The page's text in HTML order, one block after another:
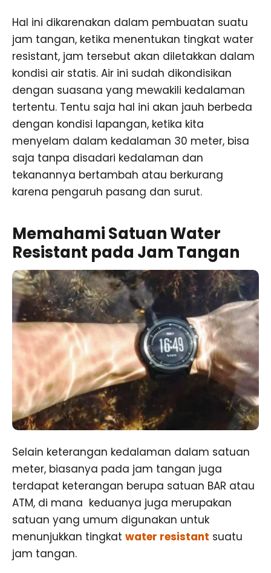
Hal ini dikarenakan dalam pembuatan suatu
jam tangan, ketika menentukan tingkat water
resistant, jam tersebut akan diletakkan dalam
kondisi air statis. Air ini sudah dikondisikan
dengan suasana yang mewakili kedalaman
tertentu. Tentu saja hal ini akan jauh berbeda
dengan kondisi lapangan, ketika kita
menyelam dalam kedalaman 30 meter, bisa
saja tanpa disadari kedalaman dan
tekanannya bertambah atau berkurang
karena pengaruh pasang dan surut.
Memahami Satuan Water
Resistant pada Jam Tangan
Selain keterangan kedalaman dalam satuan
meter, biasanya pada jam tangan juga
terdapat keterangan berupa satuan BAR atau
ATM, di mana keduanya juga merupakan
satuan yang umum digunakan untuk
menunjukkan tingkat water resistant suatu
jam tangan.